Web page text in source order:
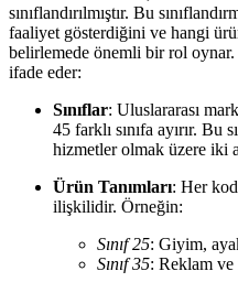
sınıflandırılmıştır. Bu
faaliyet gösterdiğini ve hangi
belirlemede önemli bir rol oynar.
ifade eder:
Sınıflar: Uluslararası
45 farklı sınıfa ayırır. Bu
hizmetler olmak üzere iki
Ürün Tanımları: Her
ilişkilidir. Örneğin:
Sınıf 25: Giyim,
Sınıf 35: Reklam